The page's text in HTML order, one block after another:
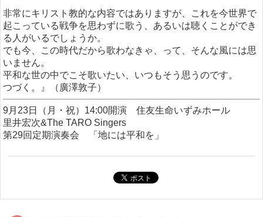
非常にキリスト教的な内容ではありますが、これを今世界で
起こっている戦争を思わずに歌う、あるいは聴くことができ
る人がいるでしょうか。
でも今、この時代だから歌わなきゃ、って、そんな風には思
いません。
平和な世の中でこそ歌いたい、いつもそう思うのです。
つづく。』（廣澤敦子）
9月23日（月・祝）14:00開演 住友生命いずみホール
里井宏次&The TARO Singers
第29回定期演奏会 「地には平和を」